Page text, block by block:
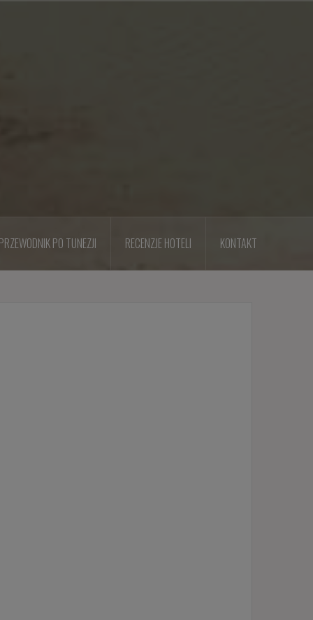
PRZEWODNIK PO TUNEZJI RECENZJE HOTELI KONTAKT